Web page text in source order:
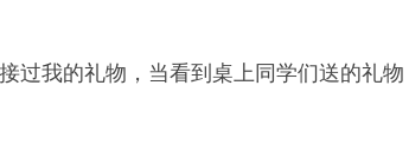
过我的礼物，当看到桌上同学们送的礼